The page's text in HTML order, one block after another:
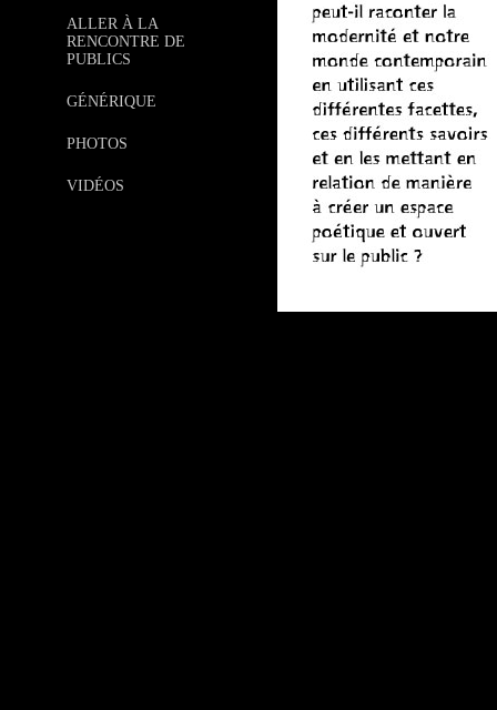
ALLER À LA
RENCONTRE DE
PUBLICS
GÉNÉRIQUE
PHOTOS
VIDÉOS